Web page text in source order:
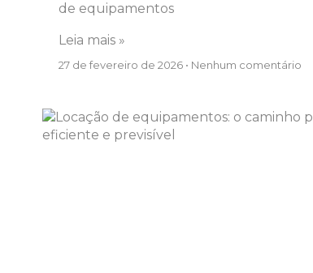
de equipamentos
Leia mais »
27 de fevereiro de 2026 Nenhum comentário